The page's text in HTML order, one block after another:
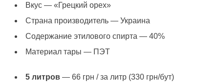
Вкус — «Грецкий орех»
Страна производитель — Украина
Содержание этилового спирта — 40%
Материал тары — ПЭТ
5 литров — 66 грн / за литр (330 грн/бут)